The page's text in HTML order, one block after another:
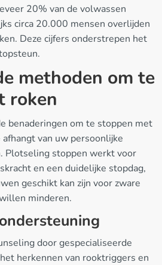
20% van de volwassen
circa 20.000 mensen overlijden
Deze cijfers onderstrepen het
methoden om te
roken
benaderingen om te stoppen met
van uw persoonlijke
Plotseling stoppen werkt voor
en een duidelijke stopdag,
geschikt kan zijn voor zware
minderen.
door gespecialiseerde
herkennen van rooktriggers en